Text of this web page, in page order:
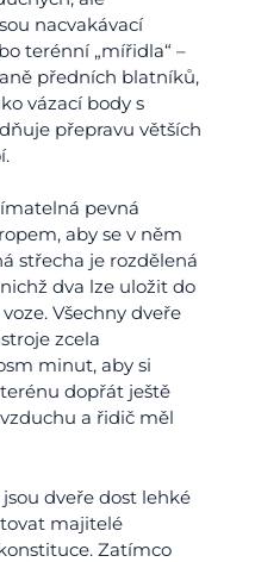
nacvakávací
terénní „mířidla“ –
předních blatníků,
vázací body s
přepravu větších
pevná
aby se v něm
střecha je rozdělená
dva lze uložit do
Všechny dveře
zcela
minut, aby si
dopřát ještě
a řidič měl
dveře dost lehké
majitelé
Zatímco